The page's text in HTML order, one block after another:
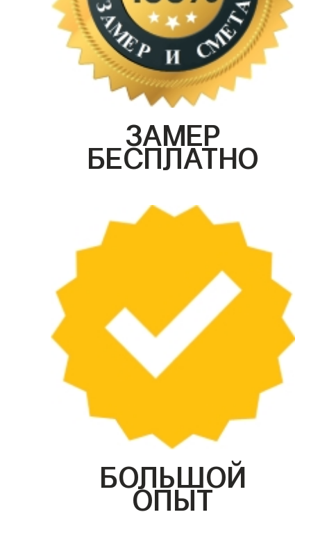
ЗАМЕР
БЕСПЛАТНО
БОЛЬШОЙ
ОПЫТ